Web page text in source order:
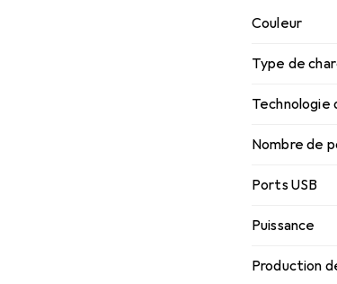
Couleur
Type de
Technologie
Nombre de
Ports USB
Puissance
Production